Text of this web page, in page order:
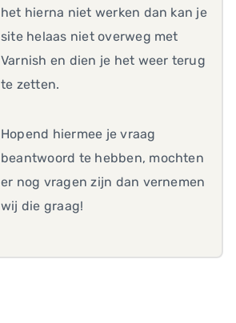
het hierna niet werken dan kan je
site helaas niet overweg met
Varnish en dien je het weer terug
te zetten.
Hopend hiermee je vraag
beantwoord te hebben, mochten
er nog vragen zijn dan vernemen
wij die graag!